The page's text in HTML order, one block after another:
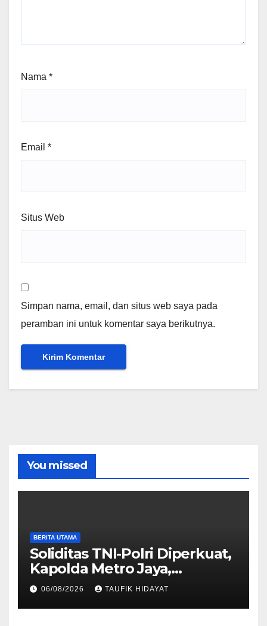
Nama *
Email *
Situs Web
Simpan nama, email, dan situs web saya pada
peramban ini untuk komentar saya berikutnya.
You missed
BERITA UTAMA
Soliditas TNI-Polri Diperkuat,
Kapolda Metro Jaya,
Pangdam Jaya, dan
Dankorbrimob Jalin
Silaturahmi
06/08/2026 TAUFIK HIDAYAT